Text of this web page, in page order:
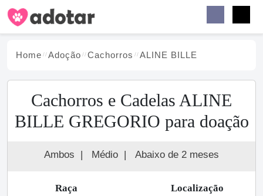
Home Adoção Cachorros ALINE BILLE
Cachorros e Cadelas ALINE
BILLE GREGORIO para doação
Ambos | Médio | Abaixo de 2 meses
Raça
Localização